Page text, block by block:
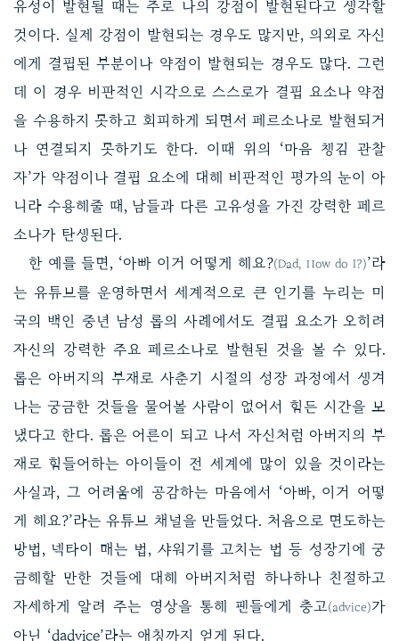
유성이 발현될 때는 주로 나의 강점이 발현된다고 생각할
것이다. 실제 강점이 발현되는 경우도 많지만, 의외로 자신
에게 결핍된 부분이나 약점이 발현되는 경우도 많다. 그런
데 이 경우 비판적인 시각으로 스스로가 결핍 요소나 약점
을 수용하지 못하고 회피하게 되면서 페르소나로 발현되거
나 연결되지 못하기도 한다. 이때 위의 ‘마음 챙김 관찰
자’가 약점이나 결핍 요소에 대해 비판적인 평가의 눈이 아
니라 수용해줄 때, 남들과 다른 고유성을 가진 강력한 페르
소나가 탄생된다.
한 예를 들면, ‘아빠 이거 어떻게 해요?(Dad, How do I?)’라
는 유튜브를 운영하면서 세계적으로 큰 인기를 누리는 미
국의 백인 중년 남성 롭의 사례에서도 결핍 요소가 오히려
자신의 강력한 주요 페르소나로 발현된 것을 볼 수 있다.
롭은 아버지의 부재로 사춘기 시절의 성장 과정에서 생겨
나는 궁금한 것들을 물어볼 사람이 없어서 힘든 시간을 보
냈다고 한다. 롭은 어른이 되고 나서 자신처럼 아버지의 부
재로 힘들어하는 아이들이 전 세계에 많이 있을 것이라는
사실과, 그 어려움에 공감하는 마음에서 ‘아빠, 이거 어떻
게 해요?’라는 유튜브 채널을 만들었다. 처음으로 면도하는
방법, 넥타이 매는 법, 샤워기를 고치는 법 등 성장기에 궁
금해할 만한 것들에 대해 아버지처럼 하나하나 친절하고
자세하게 알려 주는 영상을 통해 팬들에게 충고 (advice)가
아닌 ‘dadvice’라는 애칭까지 얻게 된다.